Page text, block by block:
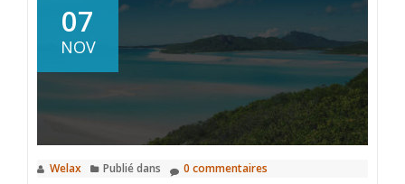
07
NOV
Welax Publié dans 0 commentaires